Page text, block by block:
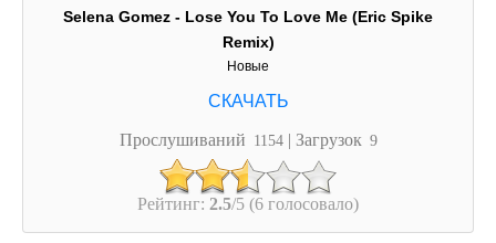
Selena Gomez - Lose You To Love Me (Eric Spike
Remix)
Новые
Прослушиваний 1154 | Загрузок 9
Рейтинг: 2.5/5 (6 голосовало)